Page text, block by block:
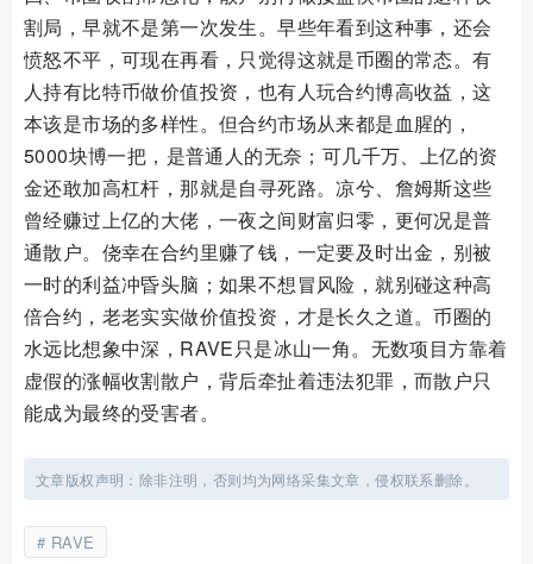
割局，早就不是第一次发生。早些年看到这种事，还会
愤怒不平，可现在再看，只觉得这就是币圈的常态。有
人持有比特币做价值投资，也有人玩合约博高收益，这
本该是市场的多样性。但合约市场从来都是血腥的，
5000块博一把，是普通人的无奈；可几千万、上亿的资
金还敢加高杠杆，那就是自寻死路。凉兮、詹姆斯这些
曾经赚过上亿的大佬，一夜之间财富归零，更何况是普
通散户。侥幸在合约里赚了钱，一定要及时出金，别被
一时的利益冲昏头脑；如果不想冒风险，就别碰这种高
倍合约，老老实实做价值投资，才是长久之道。币圈的
水远比想象中深，RAVE只是冰山一角。无数项目方靠着
虚假的涨幅收割散户，背后牵扯着违法犯罪，而散户只
能成为最终的受害者。
文章版权声明：除非注明，否则均为网络采集文章，侵权联系删除。
RAVE